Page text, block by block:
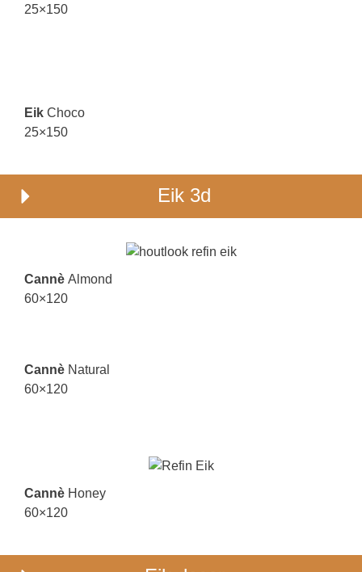
25×150
Eik Choco
25×150
Eik 3d
Cannè Almond
60×120
Cannè Natural
60×120
Cannè Honey
60×120